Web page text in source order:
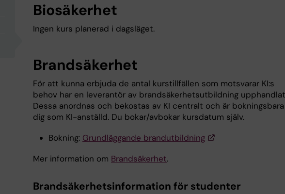
Biosäkerhet
Ingen kurs planerad i dagsläget.
Brandsäkerhet
För att kunna erbjuda de antal kurstillfällen som motsvarar KI:s
behov har en leverantör av brandsäkerhetsutbildning
Dessa anordnas och bekostas av KI centralt och är
dig som KI-anställd. Du bokar/avbokar kursdatum själv.
Bokning: Grundläggande brandutbildning
Mer information om Brandsäkerhet.
Brandsäkerhetsinformation för studenter